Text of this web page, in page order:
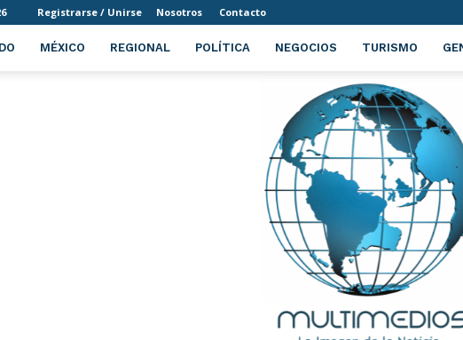
Registrarse / Unirse Nosotros Contacto
MÉXICO REGIONAL POLÍTICA NEGOCIOS TURISMO